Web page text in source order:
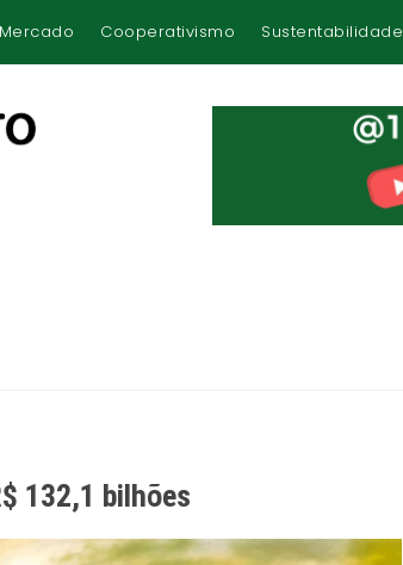
Cooperativismo Sustentabilidade
132,1 bilhões